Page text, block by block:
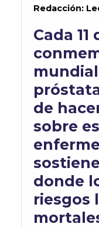
Redacción:
Cada
de
sobre
donde
riesgos